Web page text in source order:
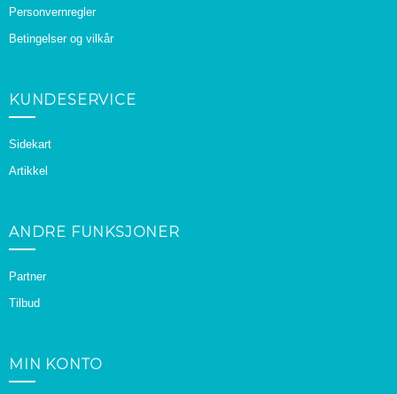
Personvernregler
Betingelser og vilkår
KUNDESERVICE
Sidekart
Artikkel
ANDRE FUNKSJONER
Partner
Tilbud
MIN KONTO